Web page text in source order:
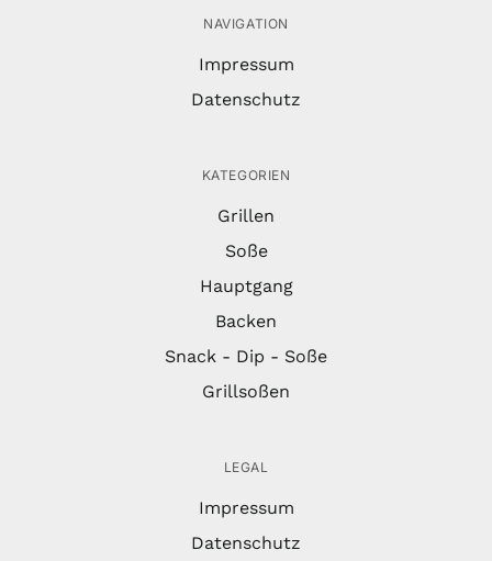
NAVIGATION
Impressum
Datenschutz
KATEGORIEN
Grillen
Soße
Hauptgang
Backen
Snack - Dip - Soße
Grillsoßen
LEGAL
Impressum
Datenschutz